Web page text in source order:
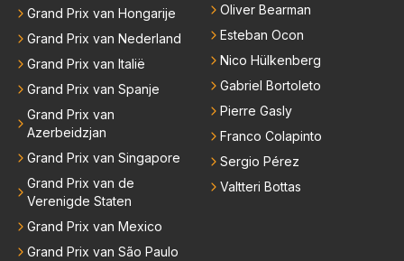
Grand Prix van Hongarije
Grand Prix van Nederland
Grand Prix van Italië
Grand Prix van Spanje
Grand Prix van
Azerbeidzjan
Grand Prix van Singapore
Grand Prix van de
Verenigde Staten
Grand Prix van Mexico
Grand Prix van São Paulo
Oliver Bearman
Esteban Ocon
Nico Hülkenberg
Gabriel Bortoleto
Pierre Gasly
Franco Colapinto
Sergio Pérez
Valtteri Bottas